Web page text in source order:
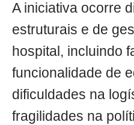
A iniciativa ocorre
estruturais e de
hospital, incluindo
funcionalidade de
dificuldades na
fragilidades na